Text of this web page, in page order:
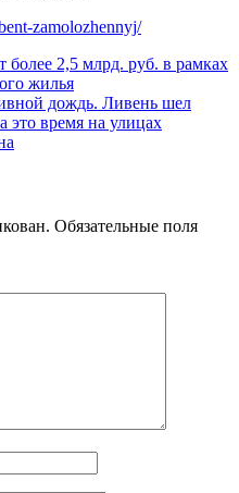
zamolozhennyj/
более 2,5 млрд. руб. в рамках
жилья
дождь. Ливень шел
это время на улицах
Обязательные поля